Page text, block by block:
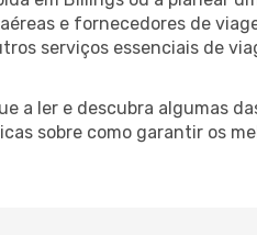
e fornecedores de
serviços essenciais de
a ler e descubra algumas
sobre como garantir os